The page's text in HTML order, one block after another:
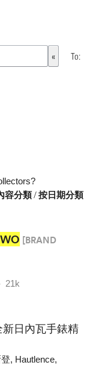
To:
?
容分類/按日期分類
[BRAND
21k
日內瓦手錶精
, Hautlence,